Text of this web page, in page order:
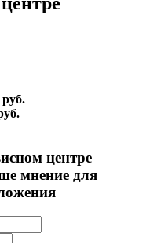
руб.
центре
мнение для